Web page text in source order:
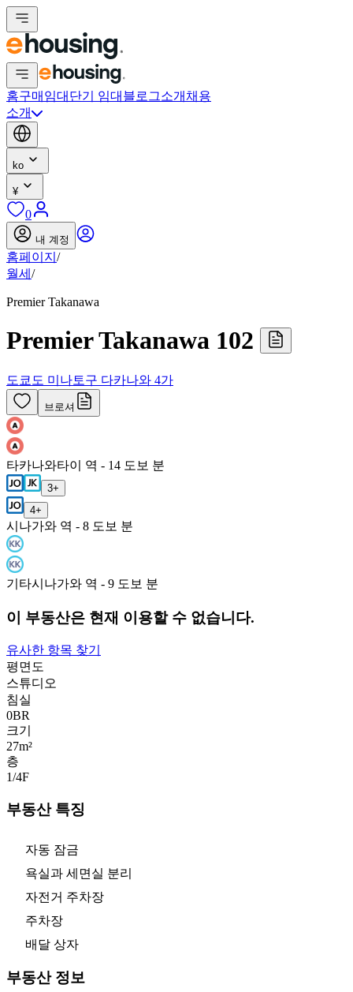
홈구매 임대 단기 임대 블로그소개 채용
소개
ko
¥
0
내 계정
홈페이지 /
월세 /
Premier Takanawa
Premier Takanawa 102
도쿄도 미나토구 다카나와 4가
브로셔
타카나와타이 역 - 14 도보 분
3+
4+
시나가와 역 - 8 도보 분
기타시나가와 역 - 9 도보 분
이 부동산은 현재 이용할 수 없습니다.
유사한 항목 찾기
평면도
스튜디오
침실
0BR
크기
27m²
층
1/4F
부동산 특징
자동 잠금
욕실과 세면실 분리
자전거 주차장
주차장
배달 상자
부동산 정보